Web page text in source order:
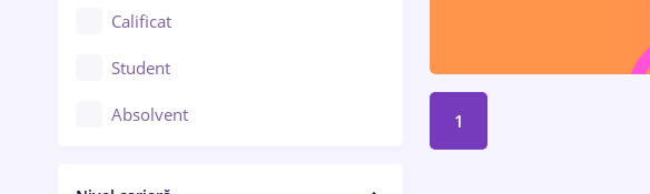
Confecții / Design vestimentar
Construcții / Instalații
Controlul calității
Calificat
Student
Absolvent 1